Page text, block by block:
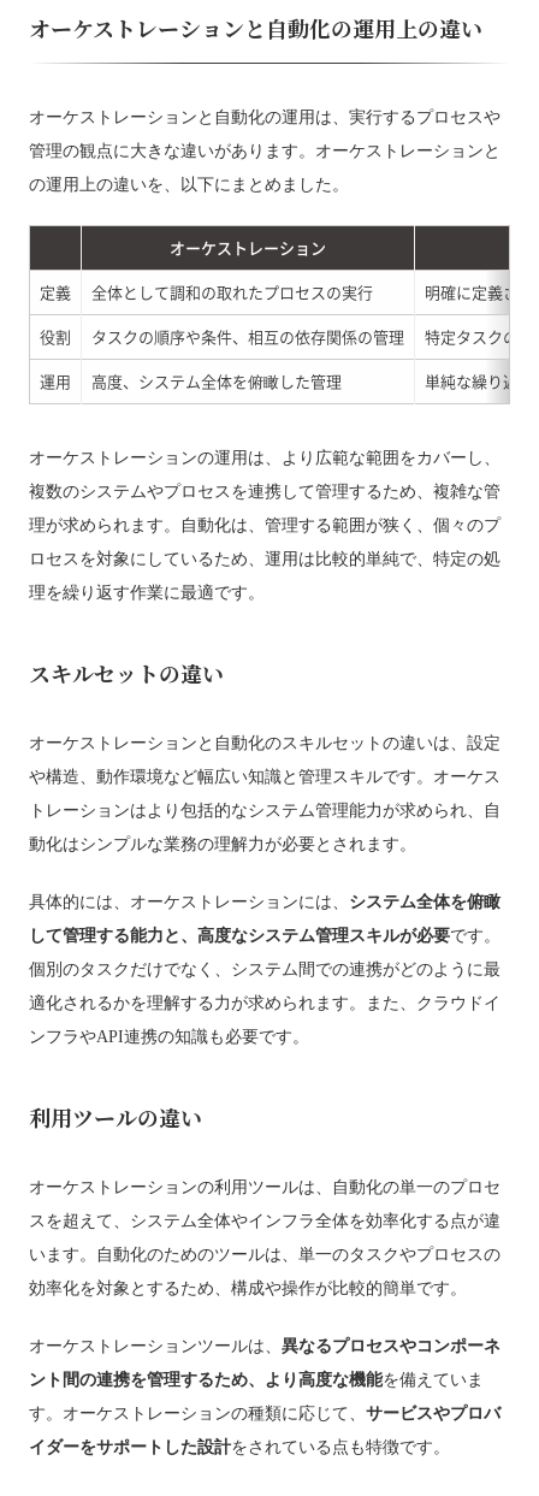
オーケストレーションと自動化の運用上の違い
オーケストレーションと自動化の運用は、実行するプロセスや
管理の観点に大きな違いがあります。オーケストレーションと
の運用上の違いを、以下にまとめました。
オーケストレーション
定義
全体として調和の取れたプロセスの実行
明確に定義さ
役割
タスクの順序や条件、相互の依存関係の管理
特定タスクの
運用
高度、システム全体を俯瞰した管理 単純な繰り返し
オーケストレーションの運用は、より広範な範囲をカバーし、
複数のシステムやプロセスを連携して管理するため、複雑な管
理が求められます。自動化は、管理する範囲が狭く、個々のプ
ロセスを対象にしているため、運用は比較的単純で、特定の処
理を繰り返す作業に最適です。
スキルセットの違い
オーケストレーションと自動化のスキルセットの違いは、設定
や構造、動作環境など幅広い知識と管理スキルです。オーケス
トレーションはより包括的なシステム管理能力が求められ、自
動化はシンプルな業務の理解力が必要とされます。
具体的には、オーケストレーションには、 システム全体を俯瞰
して管理する能力と、高度なシステム管理スキルが必要です。
個別のタスクだけでなく、システム間での連携がどのように最
適化されるかを理解する力が求められます。また、クラウドイ
ンフラやAPI連携の知識も必要です。
利用ツールの違い
オーケストレーションの利用ツールは、自動化の単一のプロセ
スを超えて、システム全体やインフラ全体を効率化する点が違
います。自動化のためのツールは、単一のタスクやプロセスの
効率化を対象とするため、構成や操作が比較的簡単です。
オーケストレーションツールは、 異なるプロセスやコンポーネ
ント間の連携を管理するため、より高度な機能を備えていま
す。オーケストレーションの種類に応じて、 サービスやプロバ
イダーをサポートした設計をされている点も特徴です。